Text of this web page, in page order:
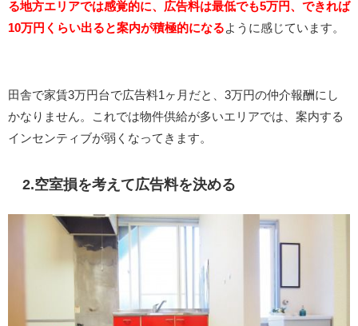
る地方エリアでは感覚的に、広告料は最低でも5万円、できれば
10万円くらい出ると案内が積極的になる ように感じています。
田舎で家賃3万円台で広告料1ヶ月だと、3万円の仲介報酬にし
かなりません。これでは物件供給が多いエリアでは、案内する
インセンティブが弱くなってきます。
2.空室損を考えて広告料を決める